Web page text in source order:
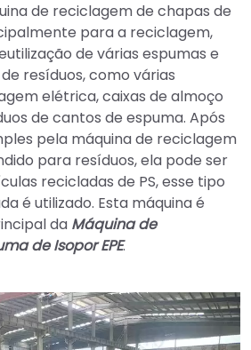
de reciclagem de chapas de
para a reciclagem,
de várias espumas e
resíduos, como várias
elétrica, caixas de almoço
de cantos de espuma. Após
pela máquina de reciclagem
para resíduos, ela pode ser
recicladas de PS, esse tipo
é utilizado. Esta máquina é
da Máquina de
de Isopor EPE.